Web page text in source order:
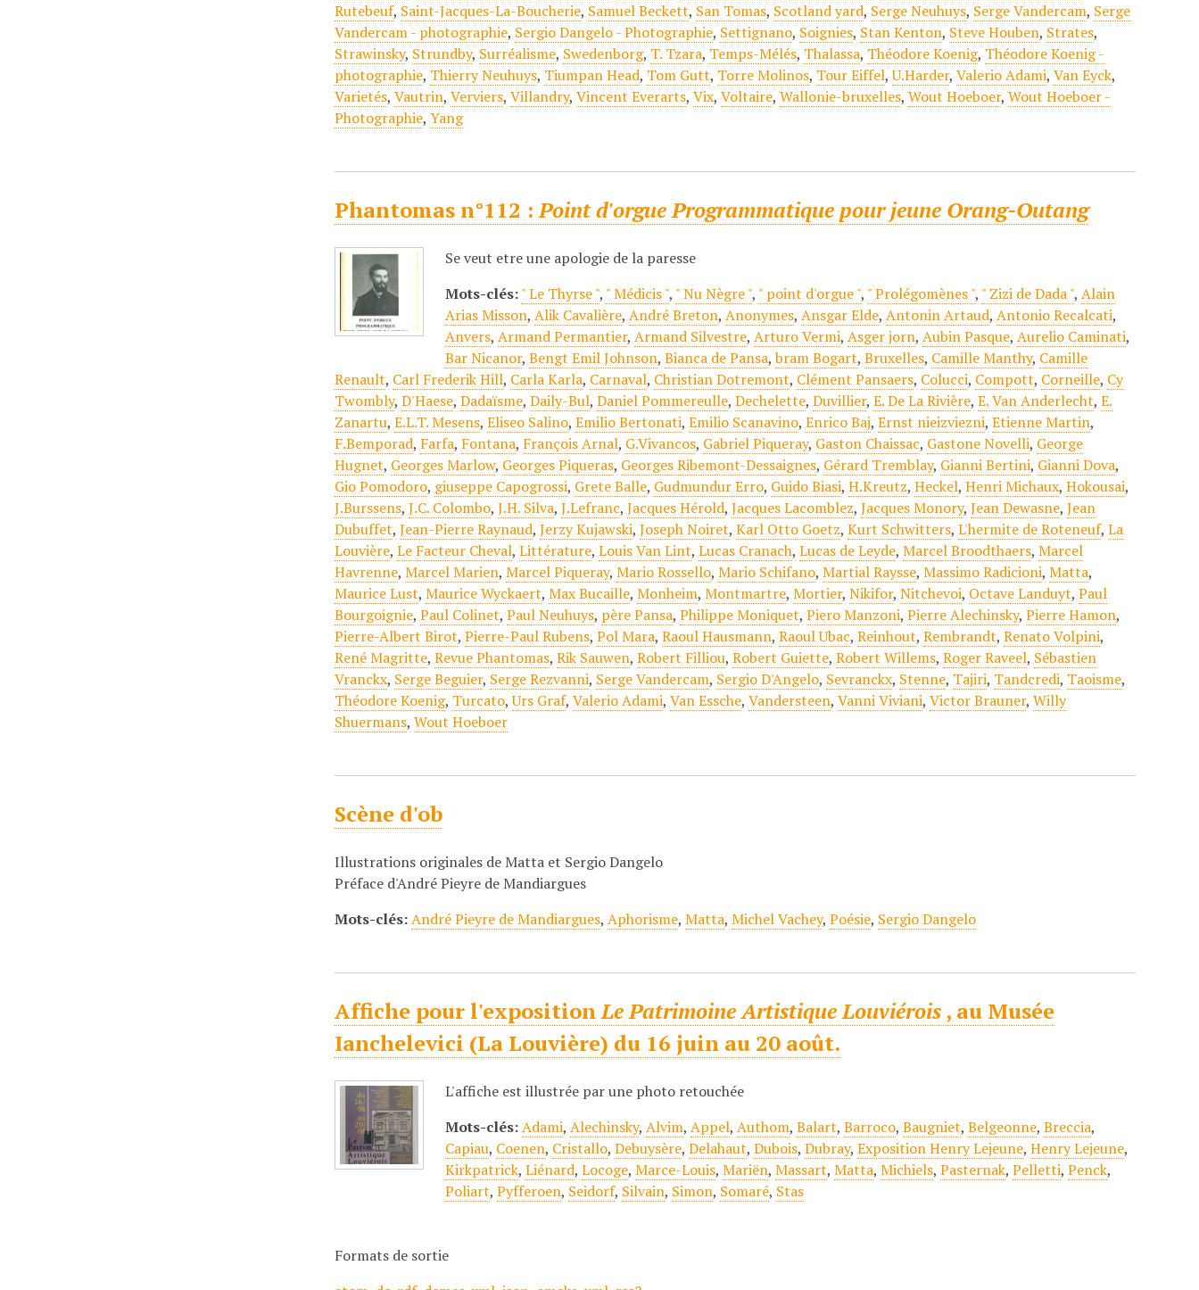
Rutebeuf, Saint-Jacques-La-Boucherie, Samuel Beckett, San Tomas, Scotland yard, Serge Neuhuys, Serge Vandercam, Serge
Vandercam - photographie, Sergio Dangelo - Photographie, Settignano, Soignies, Stan Kenton, Steve Houben, Strates,
Strawinsky, Strundby, Surréalisme, Swedenborg, T. Tzara, Temps-Mélés, Thalassa, Théodore Koenig, Théodore Koenig -
photographie, Thierry Neuhuys, Tiumpan Head, Tom Gutt, Torre Molinos, Tour Eiffel,U.Harder,Valerio Adami,Van Eyck,
Varietés,Vautrin,Verviers,Villandry,Vincent Everarts,Vix,Voltaire,Wallonie-bruxelles,Wout Hoeboer,Wout Hoeboer -
Photographie,Yang
Phantomas n°112 :Point d'orgue Programmatique pour jeune Orang-Outang
Se veut etre une apologie de la paresse
Mots-clés:" Le Thyrse ", " Médicis ", " Nu Nègre ", " point d'orgue ", " Prolégomènes ", " Zizi de Dada ",Alain
Arias Misson,Alik Cavalière,André Breton,Anonymes,Ansgar Elde,Antonin Artaud,Antonio Recalcati,
Anvers,Armand Permantier,Armand Silvestre,Arturo Vermi,Asger jorn,Aubin Pasque,Aurelio Caminati,
Bar Nicanor,Bengt Emil Johnson,Bianca de Pansa,bram Bogart,Bruxelles, Camille Manthy, Camille
Renault, Carl Frederik Hill, Carla Karla, Carnaval, Christian Dotremont, Clément Pansaers, Colucci, Compott, Corneille, Cy
Twombly,D'Haese,Dadaïsme,Daily-Bul,Daniel Pommereulle,Dechelette,Duvillier,E. De La Rivière,E. Van Anderlecht,E.
Zanartu,E.L.T. Mesens,Eliseo Salino,Emilio Bertonati,Emilio Scanavino,Enrico Baj,Ernst nieizviezni,Etienne Martin,
F.Bemporad, Farfa, Fontana, François Arnal, G.Vivancos, Gabriel Piqueray, Gaston Chaissac, Gastone Novelli, George
Hugnet, Georges Marlow, Georges Piqueras, Georges Ribemont-Dessaignes, Gérard Tremblay, Gianni Bertini, Gianni Dova,
Gio Pomodoro, giuseppe Capogrossi, Grete Balle, Gudmundur Erro, Guido Biasi,H.Kreutz,Heckel,Henri Michaux,Hokousai,
J.Burssens,J.C. Colombo,J.H. Silva,J.Lefranc,Jacques Hérold,Jacques Lacomblez,Jacques Monory,Jean Dewasne,Jean
Dubuffet,Jean-Pierre Raynaud,Jerzy Kujawski,Joseph Noiret,Karl Otto Goetz,Kurt Schwitters,L'hermite de Roteneuf,La
Louvière,Le Facteur Cheval,Littérature,Louis Van Lint,Lucas Cranach,Lucas de Leyde,Marcel Broodthaers,Marcel
Havrenne,Marcel Marien,Marcel Piqueray,Mario Rossello,Mario Schifano,Martial Raysse,Massimo Radicioni,Matta,
Maurice Lust,Maurice Wyckaert,Max Bucaille,Monheim,Montmartre,Mortier,Nikifor,Nitchevoi, Octave Landuyt,Paul
Bourgoignie,Paul Colinet,Paul Neuhuys, père Pansa,Philippe Moniquet,Piero Manzoni,Pierre Alechinsky,Pierre Hamon,
Pierre-Albert Birot,Pierre-Paul Rubens,Pol Mara,Raoul Hausmann,Raoul Ubac,Reinhout,Rembrandt,Renato Volpini,
René Magritte,Revue Phantomas,Rik Sauwen,Robert Filliou,Robert Guiette,Robert Willems,Roger Raveel, Sébastien
Vranckx, Serge Beguier, Serge Rezvanni, Serge Vandercam, Sergio D'Angelo, Sevranckx, Stenne, Tajiri, Tandcredi, Taoisme,
Théodore Koenig, Turcato,Urs Graf,Valerio Adami,Van Essche,Vandersteen,Vanni Viviani,Victor Brauner,Willy
Shuermans,Wout Hoeboer
Scène d'ob
Illustrations originales de Matta et Sergio Dangelo
Préface d'André Pieyre de Mandiargues
Mots-clés:André Pieyre de Mandiargues,Aphorisme,Matta,Michel Vachey,Poésie, Sergio Dangelo
Affiche pour l'expositionLe Patrimoine Artistique Louviérois, au Musée
Ianchelevici (La Louvière) du 16 juin au 20 août.
L'affiche est illustrée par une photo retouchée
Mots-clés:Adami,Alechinsky,Alvim,Appel,Authom,Balart,Barroco,Baugniet,Belgeonne,Breccia,
Capiau, Coenen, Cristallo,Debuysère,Delahaut,Dubois,Dubray,Exposition Henry Lejeune,Henry Lejeune,
Kirkpatrick,Liénard,Locoge,Marce-Louis,Mariën,Massart,Matta,Michiels,Pasternak,Pelletti,Penck,
Poliart,Pyfferoen, Seidorf, Silvain, Simon, Somaré, Stas
Formats de sortie